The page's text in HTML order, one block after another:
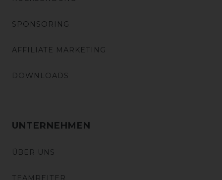
SPONSORING
AFFILIATE MARKETING
DOWNLOADS
UNTERNEHMEN
ÜBER UNS
TEAMREITER